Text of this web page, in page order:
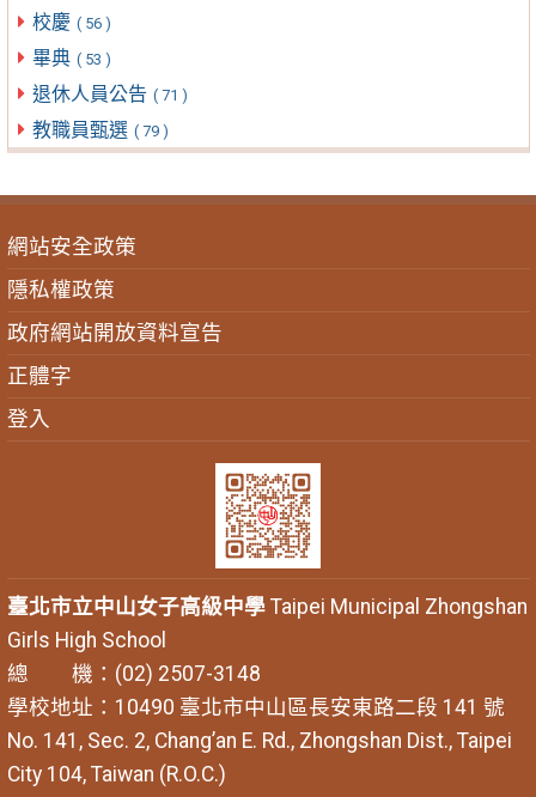
校慶 ( 56 )
畢典 ( 53 )
退休人員公告 ( 71 )
教職員甄選 ( 79 )
網站安全政策
隱私權政策
政府網站開放資料宣告
正體字
登入
臺北市立中山女子高級中學Taipei Municipal Zhongshan
Girls High School
總 機：(02) 2507-3148
學校地址：10490 臺北市中山區長安東路二段 141 號
No. 141, Sec. 2, Chang’an E. Rd., Zhongshan Dist., Taipei
City 104, Taiwan (R.O.C.)